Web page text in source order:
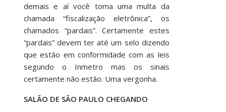
demais e aí você toma uma multa da
chamada “fiscalização eletrônica”, os
chamados “pardais”. Certamente estes
“pardais” devem ter até um selo dizendo
que estão em conformidade com as leis
segundo o Inmetro mas os sinais
certamente não estão. Uma vergonha.
SALÃO DE SÃO PAULO CHEGANDO